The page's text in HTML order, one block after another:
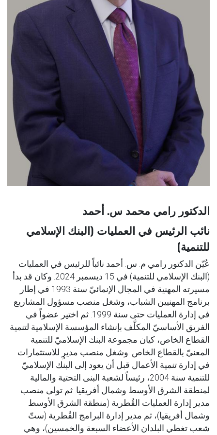
الدكتور رامي محمد س. أحمد
نائب الرئيس في العمليات (البنك الإسلامي
للتنمية)
عُيّن الدكتور رامي م. س. أحمد نائباً للرئيس في العمليات
(البنك الإسلامي للتنمية) في 15 ديسمبر 2024. وكان قد بدأ
مسيرته المهنية في المجال الإنمائيّ سنة 1993 في إطار
برنامج المهنيين الشباب، وشغل منصب مسؤول المشاريع
في إدارة العمليات حتى سنة 1999. ثم اختير عضواً في
الفريق الأساسيّ المكلَّف بإنشاء المؤسسة الإسلامية لتنمية
القطاع الخاص، كيان مجموعة البنك الإسلاميّ للتنمية
المعنيّ بالقطاع الخاص. وشغل منصب مديرٍ للاستثمارات
في إدارة تنمية الأعمال قبل أن يعود إلى البنك الإسلاميّ
للتنمية سنة 2004، رئيساً لشعبة البنى التحتية والمالية
لمنطقة الشرق الأوسط وشمال أفريقيا. ثم تولى منصب
مدير إدارة العمليات القُطرية (منطقة الشرق الأوسط
وشمال أفريقيا)، ثم مدير إدارة البرامج القُطرية (ستّ
شعب تغطي البلدان الأعضاء السبعة والخمسين)، وهي